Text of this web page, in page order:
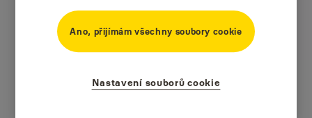
Ano, přijímám všechny soubory cookie
Nastavení souborů cookie